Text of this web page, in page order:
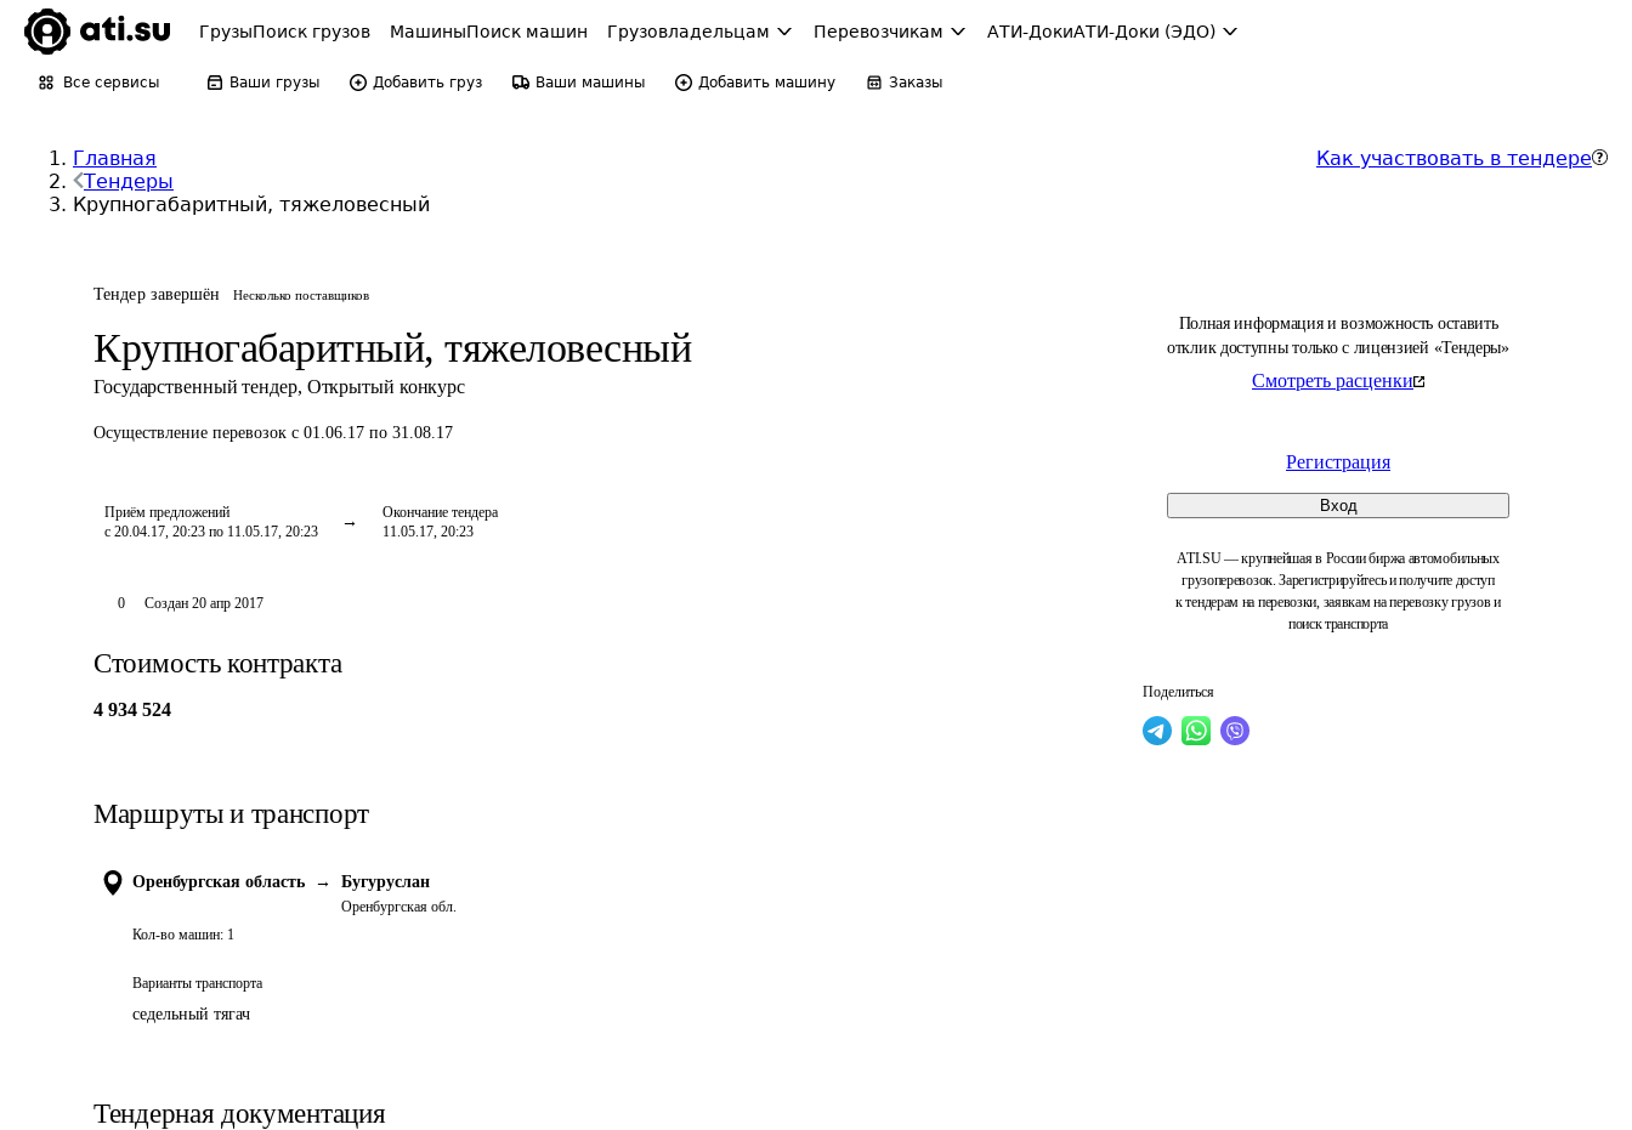
ГрузыПоиск грузов МашиныПоиск машин Грузовладельцам Перевозчикам АТИ-ДокиАТИ-Доки (ЭДО)
Все сервисы Ваши грузы Добавить груз Ваши машины Добавить машину Заказы
Главная
Тендеры
Крупногабаритный, тяжеловесный
Как участвовать в тендере
Тендер завершён Несколько поставщиков
Крупногабаритный, тяжеловесный
Государственный тендер, Открытый конкурс
Осуществление перевозок с 01.06.17 по 31.08.17
Приём предложений
с 20.04.17, 20:23 по 11.05.17, 20:23
Окончание тендера
11.05.17, 20:23
Полная информация и возможность оставить
отклик доступны только с лицензией «Тендеры»
Смотреть расценки
Регистрация
Вход
ATI.SU — крупнейшая в России биржа автомобильных
грузоперевозок. Зарегистрируйтесь и получите доступ
к тендерам на перевозки, заявкам на перевозку грузов и
поиск транспорта
Поделиться
0 Создан 20 апр 2017
Стоимость контракта
4 934 524
Маршруты и транспорт
Оренбургская область → Бугуруслан
Оренбургская обл.
Кол-во машин: 1
Варианты транспорта
седельный тягач
Тендерная документация